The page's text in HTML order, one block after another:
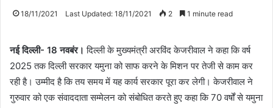
18/11/2021 Last Updated: 18/11/2021 2 1 minute read
नई दिल्ली- 18 नवबंर।दिल्ली के मुख्यमंत्री अरविंद केजरीवाल ने कहा कि वर्ष
2025 तक दिल्ली सरकार यमुना को साफ करने के मिशन पर तेजी से काम कर
रही है। उम्मीद है कि तय समय में यह कार्य सरकार पूरा कर लेगी। केजरीवाल ने
गुरुवार को एक संवाददाता सम्मेलन को संबोधित करते हुए कहा कि 70 वर्षों से यमुना